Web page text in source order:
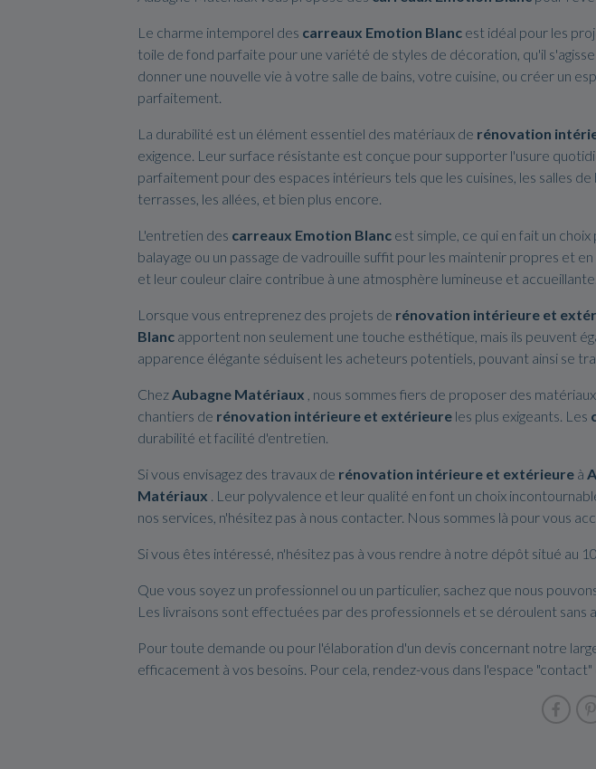
Le charme intemporel des carreaux Emotion Blanc est idéal pour les
toile de fond parfaite pour une variété de styles de décoration, qu'il
donner une nouvelle vie à votre salle de bains, votre cuisine, ou créer un
parfaitement.
La durabilité est un élément essentiel des matériaux de rénovation
exigence. Leur surface résistante est conçue pour supporter l'usure
parfaitement pour des espaces intérieurs tels que les cuisines, les salles
terrasses, les allées, et bien plus encore.
L'entretien des carreaux Emotion Blanc est simple, ce qui en fait un
balayage ou un passage de vadrouille suffit pour les maintenir propres et
et leur couleur claire contribue à une atmosphère lumineuse et accueillante.
Lorsque vous entreprenez des projets de rénovation intérieure et
Blanc apportent non seulement une touche esthétique, mais ils peuvent
apparence élégante séduisent les acheteurs potentiels, pouvant ainsi se
ChezAubagne Matériaux , nous sommes fiers de proposer des
chantiers de rénovation intérieure et extérieure les plus exigeants. Les
durabilité et facilité d'entretien.
Si vous envisagez des travaux de rénovation intérieure et extérieure à
Matériaux . Leur polyvalence et leur qualité en font un choix
nos services, n'hésitez pas à nous contacter. Nous sommes là pour vous
Si vous êtes intéressé, n'hésitez pas à vous rendre à notre dépôt situé au
Que vous soyez un professionnel ou un particulier, sachez que nous
Les livraisons sont effectuées par des professionnels et se déroulent sans
Pour toute demande ou pour l'élaboration d'un devis concernant notre
efficacement à vos besoins. Pour cela, rendez-vous dans l'espace